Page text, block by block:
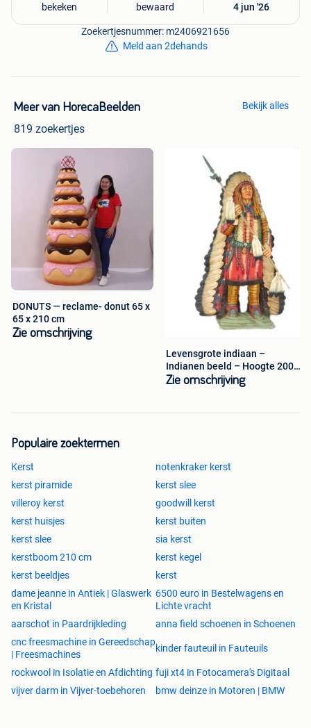
bekeken bewaard 4 jun '26
Zoekertjesnummer: m2406921656
Meld aan 2dehands
Meer van HorecaBeelden
819 zoekertjes
Bekijk alles
DONUTS — reclame- donut 65 x
65 x 210 cm
Zie omschrijving
Levensgrote indiaan –
Indianen beeld – Hoogte 200
cm
Zie omschrijving
Populaire zoektermen
Kerst
notenkraker kerst
kerst piramide
kerst slee
villeroy kerst
goodwill kerst
kerst huisjes
kerst buiten
kerst slee
sia kerst
kerstboom 210 cm
kerst kegel
kerst beeldjes
kerst
dame jeanne in Antiek | Glaswerk
en Kristal
6500 euro in Bestelwagens en
Lichte vracht
aarschot in Paardrijkleding
anna field schoenen in Schoenen
cnc freesmachine in Gereedschap
| Freesmachines
kinder fauteuil in Fauteuils
rockwool in Isolatie en Afdichting fuji xt4 in Fotocamera's Digitaal
vijver darm in Vijver-toebehoren
bmw deinze in Motoren | BMW